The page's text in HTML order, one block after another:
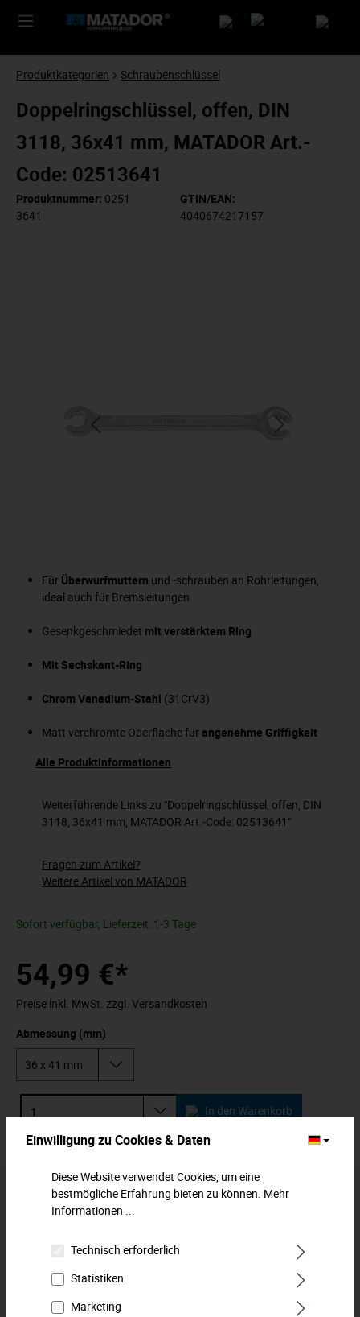
Produktkategorien Schraubenschlüssel
Doppelringschlüssel, offen, DIN
3118, 36x41 mm, MATADOR Art.-
Code: 02513641
Produktnummer: 0251
3641
GTIN/EAN:
4040674217157
Für Überwurfmuttern und -schrauben an Rohrleitungen,
ideal auch für Bremsleitungen
Gesenkgeschmiedet mit verstärktem Ring
Mit Sechskant-Ring
Chrom Vanadium-Stahl (31CrV3)
Matt verchromte Oberfläche fürangenehme Griffigkeit
Alle Produktinformationen
Weiterführende Links zu "Doppelringschlüssel, offen, DIN
3118, 36x41 mm, MATADOR Art.-Code: 02513641"
Fragen zum Artikel?
Weitere Artikel von MATADOR
Sofort verfügbar, Lieferzeit: 1-3 Tage
54,99 €*
Preise inkl. MwSt. zzgl. Versandkosten
Abmessung (mm)
In den Warenkorb
Zum Merkzettel hinzufügen
Beschreibung
und -schrauben an Rohrleitungen, ideal auch für
Downloads
Einwilligung zu Cookies & Daten
Diese Website verwendet Cookies, um eine
bestmögliche Erfahrung bieten zu können. Mehr
Informationen ...
Technisch erforderlich
Statistiken
Marketing